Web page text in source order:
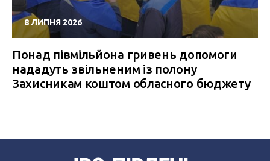
8 ЛИПНЯ 2026
Понад півмільйона гривень допомоги
нададуть звільненим із полону
Захисникам коштом обласного бюджету